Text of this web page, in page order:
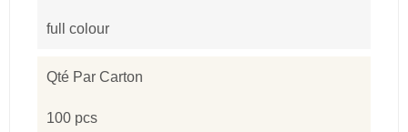
full colour
Qté Par Carton
100 pcs